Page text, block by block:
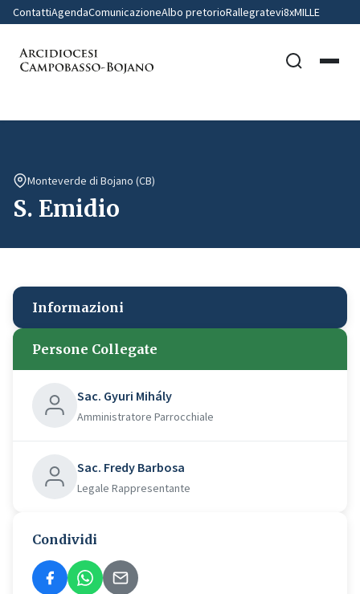
ContattiAgendaComunicazioneAlbo pretorioRallegratevi8xMILLE
Monteverde di Bojano (CB)
S. Emidio
Informazioni
Persone Collegate
Sac. Gyuri Mihály
Amministratore Parrocchiale
Sac. Fredy Barbosa
Legale Rappresentante
Condividi